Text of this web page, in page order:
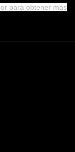
para obtener más